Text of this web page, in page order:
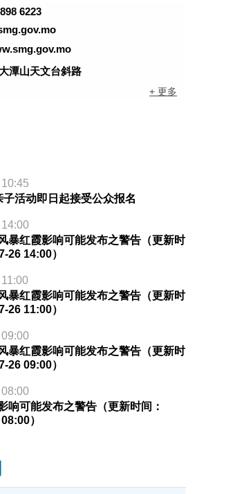
6223
潭山天文台斜路
+ 更多
活动即日起接受公众报名
暴红霞影响可能发布之警告（更新时
26 14:00）
暴红霞影响可能发布之警告（更新时
26 11:00）
暴红霞影响可能发布之警告（更新时
26 09:00）
响可能发布之警告（更新时间：
）